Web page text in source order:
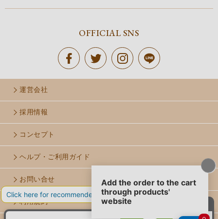
OFFICIAL SNS
運営会社
採用情報
コンセプト
ヘルプ・ご利用ガイド
お問い合せ
利用規約